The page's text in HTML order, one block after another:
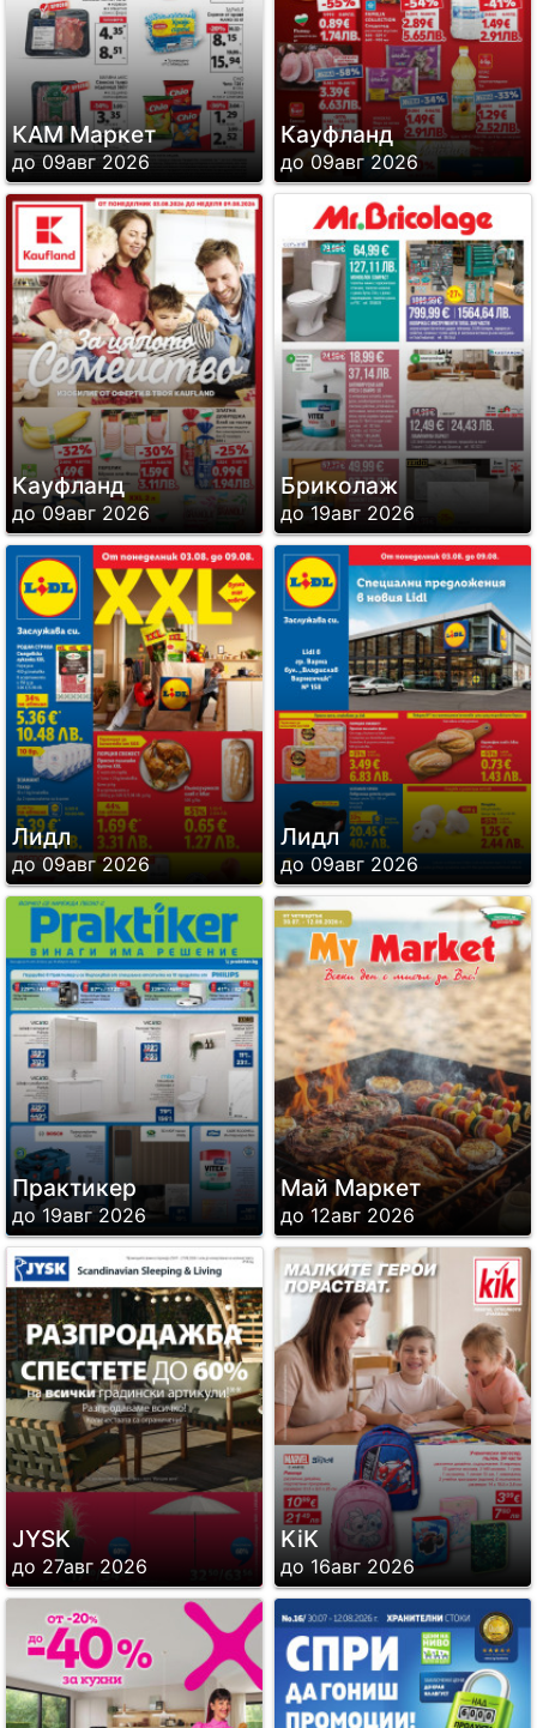
КАМ Маркет
до 09авг 2026
Кауфланд
до 09авг 2026
Кауфланд
до 09авг 2026
Бриколаж
до 19авг 2026
Лидл
до 09авг 2026
Лидл
до 09авг 2026
Практикер
до 19авг 2026
Май Маркет
до 12авг 2026
JYSK
до 27авг 2026
KiK
до 16авг 2026